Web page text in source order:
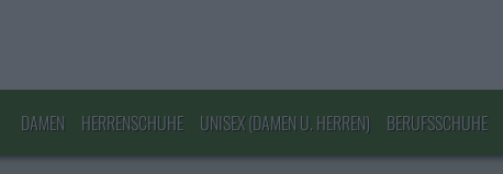
DAMEN HERRENSCHUHE UNISEX (DAMEN U. HERREN) BERUFSSCHUHE